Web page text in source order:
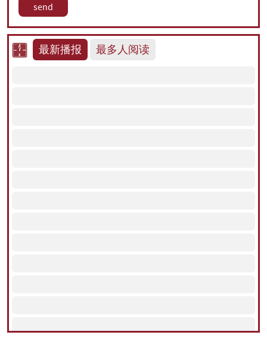
最新播报 最多人阅读